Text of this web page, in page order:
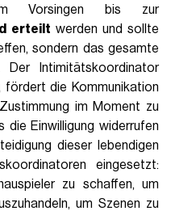
Vorsingen bis zur
erteilt werden und sollte
sondern das gesamte
Der Intimitätskoordinator
, fördert die Kommunikation
im Moment zu
die Einwilligung widerrufen
dieser lebendigen
eingesetzt:
zu schaffen, um
um Szenen zu